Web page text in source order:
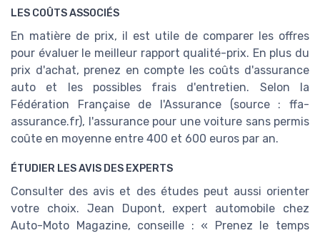
LES COÛTS ASSOCIÉS
En matière de prix, il est utile de comparer les offres
pour évaluer le meilleur rapport qualité-prix. En plus du
prix d'achat, prenez en compte les coûts d'assurance
auto et les possibles frais d'entretien. Selon la
Fédération Française de l'Assurance (source : ffa-
assurance.fr), l'assurance pour une voiture sans permis
coûte en moyenne entre 400 et 600 euros par an.
ÉTUDIER LES AVIS DES EXPERTS
Consulter des avis et des études peut aussi orienter
votre choix. Jean Dupont, expert automobile chez
Auto-Moto Magazine, conseille : « Prenez le temps